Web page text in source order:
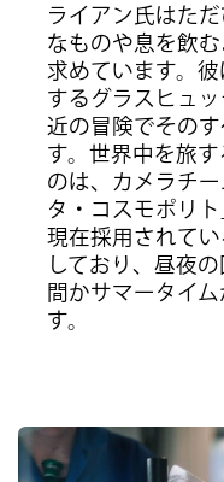
ライアン氏はた
なものや息を飲
求めています。
するグラスヒュ
近の冒険でその
す。世界中を旅
のは、カメラチ
タ・コスモポリ
現在採用されて
しており、昼夜
間かサマータイ
す。